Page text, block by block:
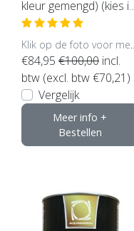
kleur gemengd) (kies in
houd en glans)
€84,95 €100,00 incl.
btw (excl. btw €70,21)
Vergelijk
Meer info +
Bestellen